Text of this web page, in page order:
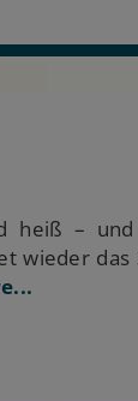
heiß –
wieder